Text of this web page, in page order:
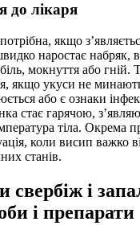
до лікаря
якщо
наростає набряк,
мокнуття або гній.
якщо укуси не
або є ознаки
стає гарячою,
тіла. Окрема
коли висип важко
станів.
і
і препарати